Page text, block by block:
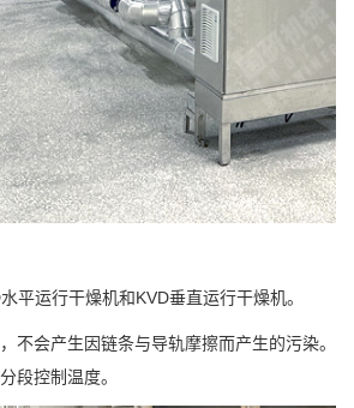
平运行干燥机和KVD垂直运行干燥机。
不会产生因链条与导轨摩擦而产生的污染。
段控制温度。